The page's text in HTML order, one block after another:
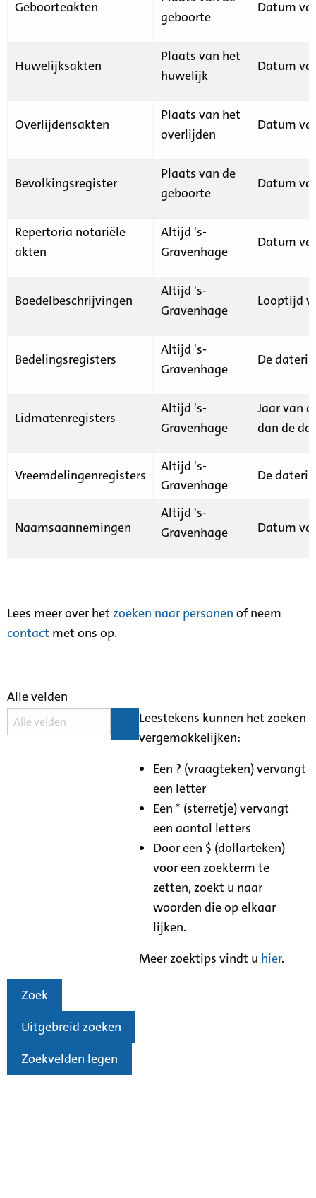
Geboorteakten
geboorte
Datum
Huwelijksakten
Plaats van het
huwelijk
Datum
Overlijdensakten
Plaats van het
overlijden
Datum
Bevolkingsregister
Plaats van de
geboorte
Datum
Repertoria notariële
akten
Altijd 's-
Gravenhage
Datum
Boedelbeschrijvingen
Altijd 's-
Gravenhage
Looptijd
Bedelingsregisters
Altijd 's-
Gravenhage
De
Lidmatenregisters
Altijd 's-
Gravenhage
Jaar van
dan de
Vreemdelingenregisters
Altijd 's-
Gravenhage
De
Naamsaannemingen
Altijd 's-
Gravenhage
Datum
Lees meer over het zoeken naar personen of neem
contact met ons op.
Alle velden
Leestekens kunnen het zoeken
vergemakkelijken:
Een ? (vraagteken) vervangt
een letter
Een * (sterretje) vervangt
een aantal letters
Door een $ (dollarteken)
voor een zoekterm te
zetten, zoekt u naar
woorden die op elkaar
lijken.
Meer zoektips vindt u hier.
Zoek
Uitgebreid zoeken
Zoekvelden legen